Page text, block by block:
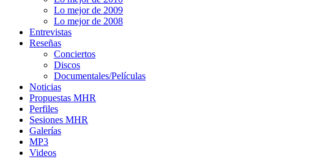
Lo mejor de 2009
Lo mejor de 2008
Entrevistas
Reseñas
Conciertos
Discos
Documentales/Películas
Noticias
Propuestas MHR
Perfiles
Sesiones MHR
Galerías
MP3
Videos